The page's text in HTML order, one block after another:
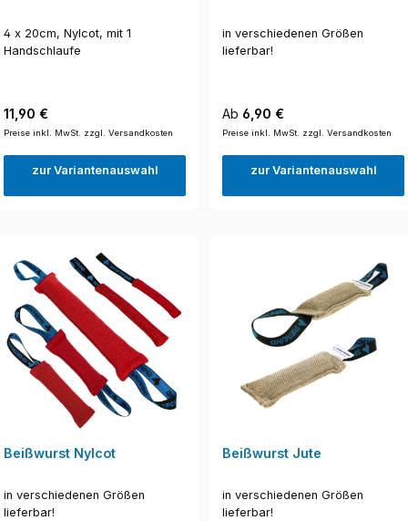
4 x 20cm, Nylcot, mit 1
Handschlaufe
Regulärer Preis:
11,90 €
Preise inkl. MwSt. zzgl. Versandkosten
zur Variantenauswahl
in verschiedenen Größen
lieferbar!
Regulärer Preis:
Ab 6,90 €
Preise inkl. MwSt. zzgl. Versandkosten
zur Variantenauswahl
Beißwurst Nylcot
in verschiedenen Größen
lieferbar!
Beißwurst Jute
in verschiedenen Größen
lieferbar!